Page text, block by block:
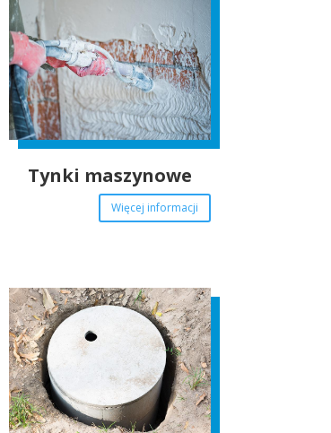
Tynki maszynowe
Więcej informacji